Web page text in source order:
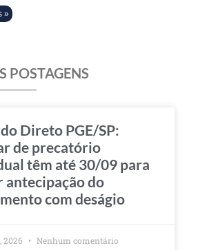
»
POSTAGENS
Direto PGE/SP:
de precatório
têm até 30/09 para
antecipação do
com deságio
2026 Nenhum comentário